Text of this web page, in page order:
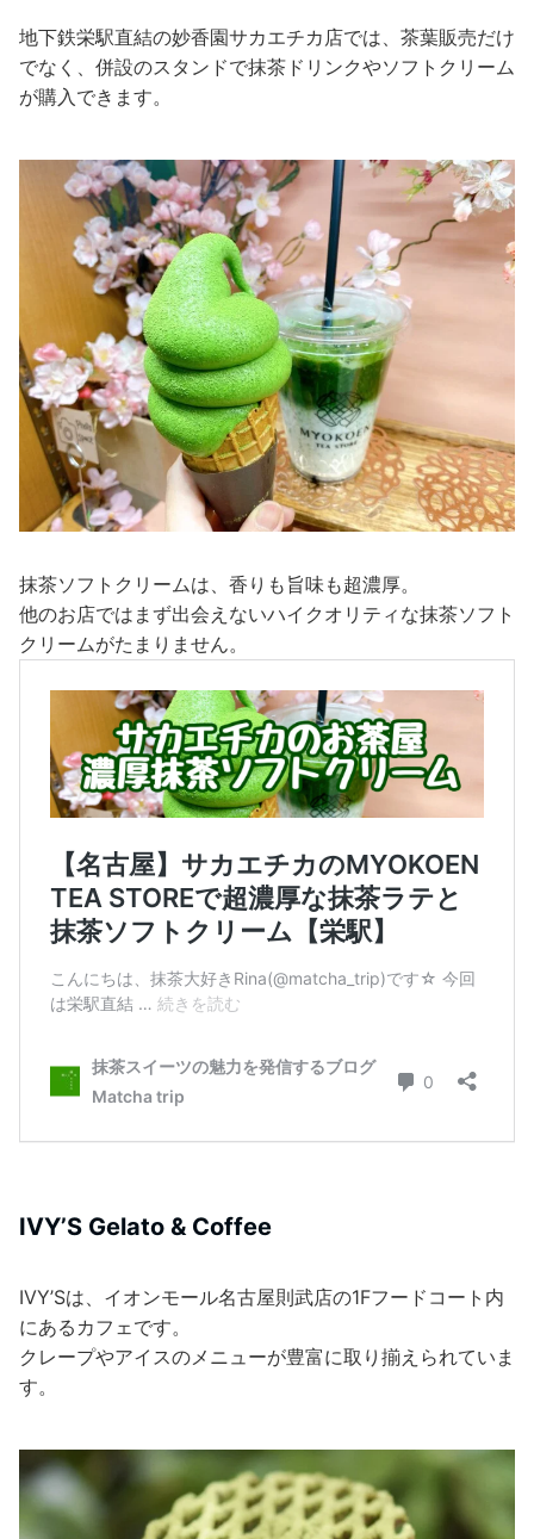
地下鉄栄駅直結の妙香園サカエチカ店では、茶葉販売だけ
でなく、併設のスタンドで抹茶ドリンクやソフトクリーム
が購入できます。
抹茶ソフトクリームは、香りも旨味も超濃厚。
他のお店ではまず出会えないハイクオリティな抹茶ソフト
クリームがたまりません。
IVY’S Gelato & Coffee
IVY’Sは、イオンモール名古屋則武店の1Fフードコート内
にあるカフェです。
クレープやアイスのメニューが豊富に取り揃えられていま
す。